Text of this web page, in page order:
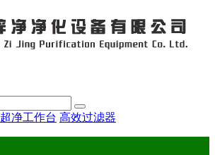
超净工作台 高效过滤器